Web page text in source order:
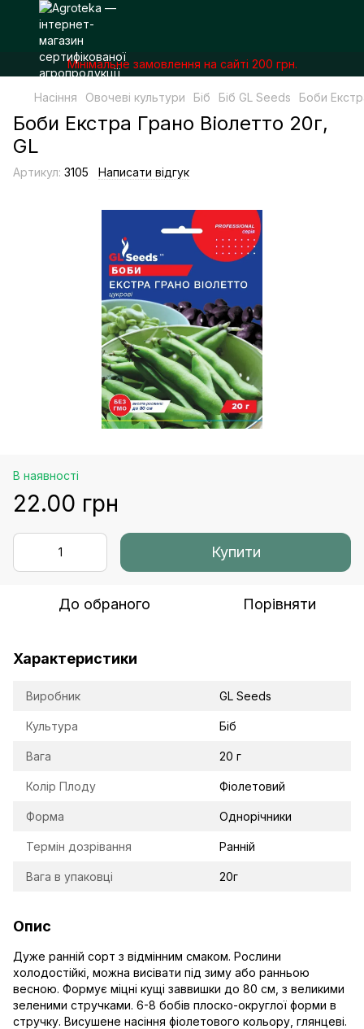
Мінімальне замовлення на сайті 200 грн.
Насіння Овочеві культури Біб Біб GL Seeds Боби
Боби Екстра Грано Віолетто 20г,
GL
Артикул: 3105 Написати відгук
В наявності
22.00 грн
Купити
До обраного Порівняти
Характеристики
Виробник GL Seeds
Культура Біб
Вага 20 г
Колір Плоду Фіолетовий
Форма Однорічники
Термін дозрівання Ранній
Вага в упаковці 20г
Опис
Дуже ранній сорт з відмінним смаком. Рослини
холодостійкі, можна висівати під зиму або ранньою
весною. Формує міцні кущі заввишки до 80 см, з великими
зеленими стручками. 6-8 бобів плоско-округлої форми в
стручку. Висушене насіння фіолетового кольору, глянцеві.